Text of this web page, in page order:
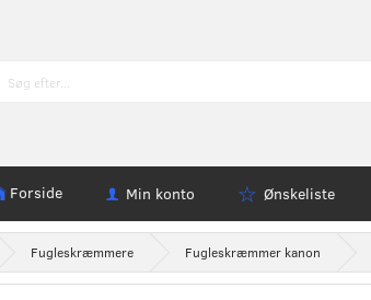
Forside Min konto Ønskeliste
Fugleskræmmere Fugleskræmmer kanon